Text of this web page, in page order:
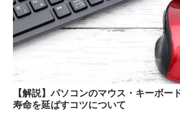
【解説】パソコンのマウス・キーボー
寿命を延ばすコツについて